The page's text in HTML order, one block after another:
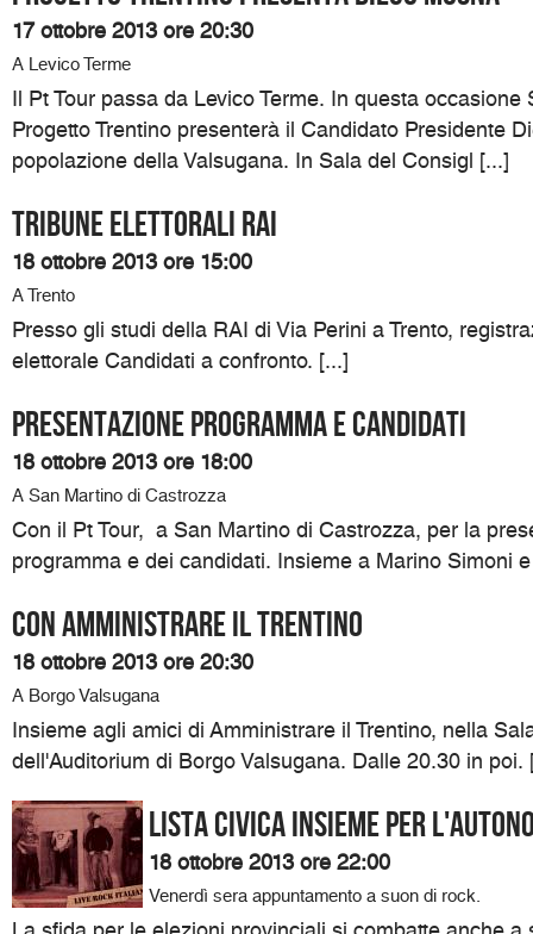
17 ottobre 2013 ore 20:30
A Levico Terme
Il Pt Tour passa da Levico Terme. In questa occasione
Progetto Trentino presenterà il Candidato Presidente
popolazione della Valsugana. In Sala del Consigl [...]
TRIBUNE ELETTORALI RAI
18 ottobre 2013 ore 15:00
A Trento
Presso gli studi della RAI di Via Perini a Trento,
elettorale Candidati a confronto. [...]
Presentazione programma e candidati
18 ottobre 2013 ore 18:00
A San Martino di Castrozza
Con il Pt Tour, a San Martino di Castrozza, per la
programma e dei candidati. Insieme a Marino Simoni
Con Amministrare il Trentino
18 ottobre 2013 ore 20:30
A Borgo Valsugana
Insieme agli amici di Amministrare il Trentino, nella
dell'Auditorium di Borgo Valsugana. Dalle 20.30 in poi.
Lista civica Insieme per
18 ottobre 2013 ore 22:00
Venerdì sera appuntamento a suon di rock.